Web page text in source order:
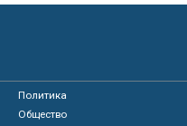
Политика
Общество